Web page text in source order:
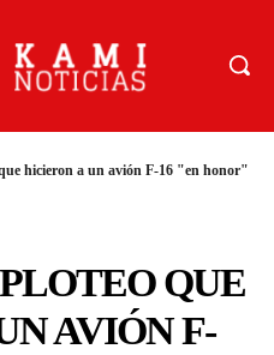
hicieron a un avión F-16 "en honor"
QUE
AVIÓN F-